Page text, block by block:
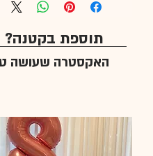
תוספת בקטנה?
האקסטרה שעושה